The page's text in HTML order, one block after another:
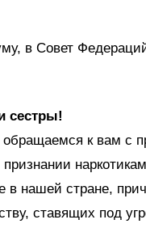
в Совет
сестры!
к вам с
в нашей стране,
ставящих под